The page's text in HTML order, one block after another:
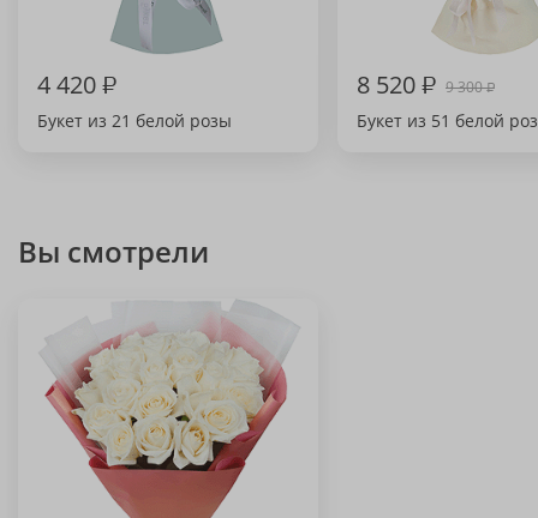
4 420₽
Букет из 21 белой розы
8 520₽ 9 300₽
Букет из 51 белой
Вы смотрели